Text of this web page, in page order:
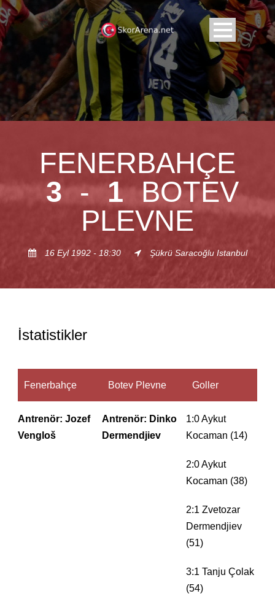
FENERBAHÇE
3 - 1 BOTEV
PLEVNE
16 Eyl 1992 - 18:30 Şükrü Saracoğlu Istanbul
İstatistikler
Fenerbahçe Botev Plevne Goller
Antrenör: Jozef
Vengloš
Antrenör: Dinko
Dermendjiev
1:0 Aykut
Kocaman (14)
2:0 Aykut
Kocaman (38)
2:1 Zvetozar
Dermendjiev
(51)
3:1 Tanju Çolak
(54)